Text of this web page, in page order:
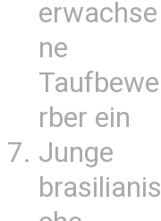
erwachse
ne
Taufbewe
rber ein
Junge
brasilianis